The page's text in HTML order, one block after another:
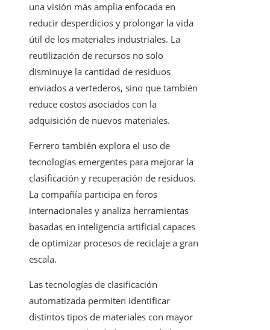
una visión más amplia enfocada en
reducir desperdicios y prolongar la vida
útil de los materiales industriales. La
reutilización de recursos no solo
disminuye la cantidad de residuos
enviados a vertederos, sino que también
reduce costos asociados con la
adquisición de nuevos materiales.
Ferrero también explora el uso de
tecnologías emergentes para mejorar la
clasificación y recuperación de residuos.
La compañía participa en foros
internacionales y analiza herramientas
basadas en inteligencia artificial capaces
de optimizar procesos de reciclaje a gran
escala.
Las tecnologías de clasificación
automatizada permiten identificar
distintos tipos de materiales con mayor